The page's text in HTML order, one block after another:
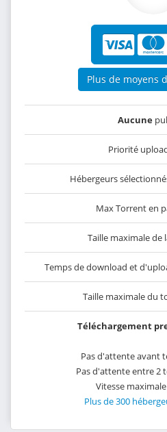
Plus de moyens
Aucune
Priorité
Hébergeurs
Max Torrent en
Taille maximale de
Temps de download et
Taille maximale du
Téléchargement
Pas d'attente avant
Pas d'attente entre 2
Vitesse
Plus de 300